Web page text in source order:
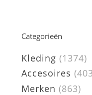
Categorieën
Kleding (1374)
Accesoires
Merken (863)